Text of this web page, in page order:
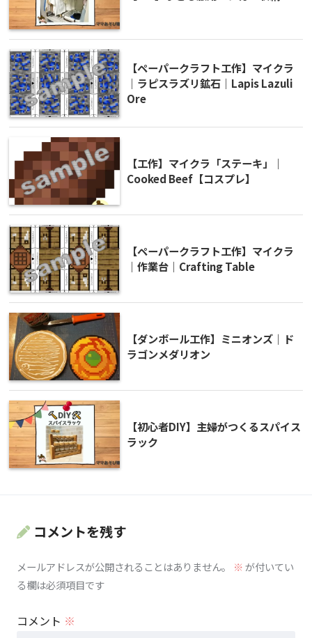
【ペーパークラフト工作】マイクラ
｜ラピスラズリ鉱石｜Lapis Lazuli
Ore
【工作】マイクラ「ステーキ」｜
Cooked Beef【コスプレ】
【ペーパークラフト工作】マイクラ
｜作業台｜Crafting Table
【ダンボール工作】ミニオンズ｜ド
ラゴンメダリオン
【初心者DIY】主婦がつくるスパイス
ラック
コメントを残す
メールアドレスが公開されることはありません。 ※が付いてい
る欄は必須項目です
コメント ※